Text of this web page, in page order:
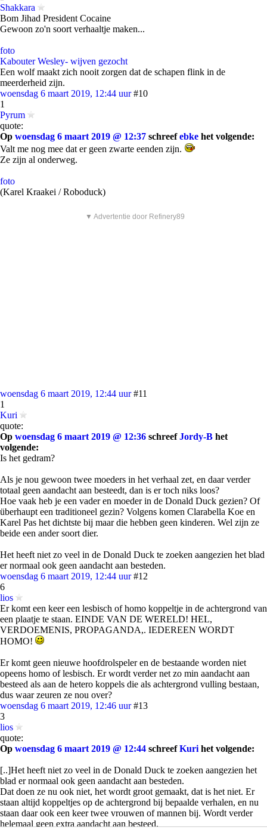
Shakkara
Bom Jihad President Cocaine
Gewoon zo'n soort verhaaltje maken...
foto
Kabouter Wesley- wijven gezocht
Een wolf maakt zich nooit zorgen dat de schapen flink in de
meerderheid zijn.
woensdag 6 maart 2019, 12:44 uur #10
1
Pyrum
quote:
Op woensdag 6 maart 2019 @ 12:37 schreefebke het volgende:
Valt me nog mee dat er geen zwarte eenden zijn.
Ze zijn al onderweg.
foto
(Karel Kraakei / Roboduck)
▼ Advertentie door Refinery89
woensdag 6 maart 2019, 12:44 uur #11
1
Kuri
quote:
Op woensdag 6 maart 2019 @ 12:36 schreefJordy-B het
volgende:
Is het gedram?
Als je nou gewoon twee moeders in het verhaal zet, en daar verder
totaal geen aandacht aan besteedt, dan is er toch niks loos?
Hoe vaak heb je een vader en moeder in de Donald Duck gezien? Of
überhaupt een traditioneel gezin? Volgens komen Clarabella Koe en
Karel Pas het dichtste bij maar die hebben geen kinderen. Wel zijn ze
beide een ander soort dier.
Het heeft niet zo veel in de Donald Duck te zoeken aangezien het blad
er normaal ook geen aandacht aan besteden.
woensdag 6 maart 2019, 12:44 uur #12
6
lios
Er komt een keer een lesbisch of homo koppeltje in de achtergrond van
een plaatje te staan. EINDE VAN DE WERELD! HEL,
VERDOEMENIS, PROPAGANDA,. IEDEREEN WORDT
HOMO!
Er komt geen nieuwe hoofdrolspeler en de bestaande worden niet
opeens homo of lesbisch. Er wordt verder net zo min aandacht aan
besteed als aan de hetero koppels die als achtergrond vulling bestaan,
dus waar zeuren ze nou over?
woensdag 6 maart 2019, 12:46 uur #13
3
lios
quote:
Op woensdag 6 maart 2019 @ 12:44 schreefKuri het volgende:
[..]Het heeft niet zo veel in de Donald Duck te zoeken aangezien het
blad er normaal ook geen aandacht aan besteden.
Dat doen ze nu ook niet, het wordt groot gemaakt, dat is het niet. Er
staan altijd koppeltjes op de achtergrond bij bepaalde verhalen, en nu
staan daar ook een keer twee vrouwen of mannen bij. Wordt verder
helemaal geen extra aandacht aan besteed.